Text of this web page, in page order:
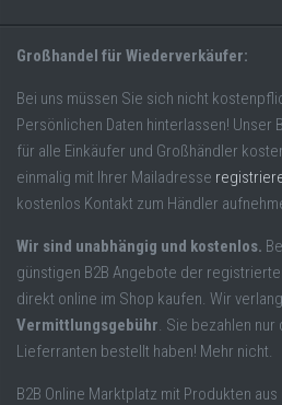
Großhandel für Wiederverkäufer:
Bei uns müssen Sie sich nicht
Persönlichen Daten hinterlassen! Unser
für alle Einkäufer und Großhändler
einmalig mit Ihrer Mailadresse
kostenlos Kontakt zum Händler
Wir sind unabhängig und kostenlos.
günstigen B2B Angebote der
direkt online im Shop kaufen. Wir
Vermittlungsgebühr. Sie bezahlen nur
Lieferranten bestellt haben! Mehr nicht.
B2B Online Marktplatz mit Produkten